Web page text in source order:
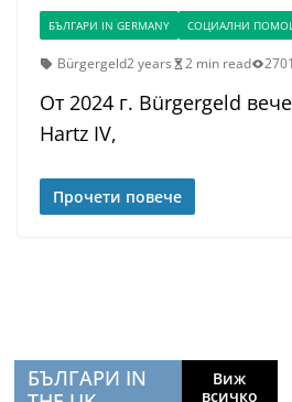
БЪЛГАРИ IN GERMANY СОЦИАЛНИ
Bürgergeld2 years 2 min read
От 2024 г. Bürgergeld
Hartz IV,
Прочети повече
БЪЛГАРИ IN
Виж
всичко